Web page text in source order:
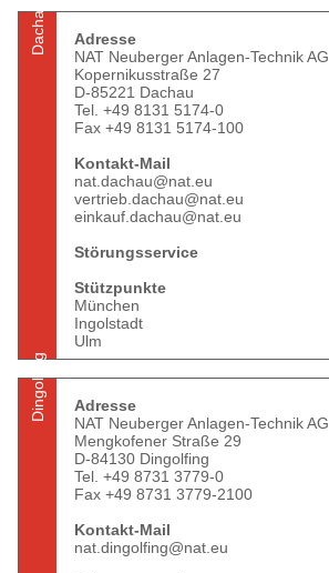
Dachau
Adresse
NAT Neuberger Anlagen-Technik AG
Kopernikusstraße 27
D-85221 Dachau
Tel. +49 8131 5174-0
Fax +49 8131 5174-100
Kontakt-Mail
nat.dachau@nat.eu
vertrieb.dachau@nat.eu
einkauf.dachau@nat.eu
Störungsservice
Stützpunkte
München
Ingolstadt
Ulm
Dingolfing
Adresse
NAT Neuberger Anlagen-Technik AG
Mengkofener Straße 29
D-84130 Dingolfing
Tel. +49 8731 3779-0
Fax +49 8731 3779-2100
Kontakt-Mail
nat.dingolfing@nat.eu